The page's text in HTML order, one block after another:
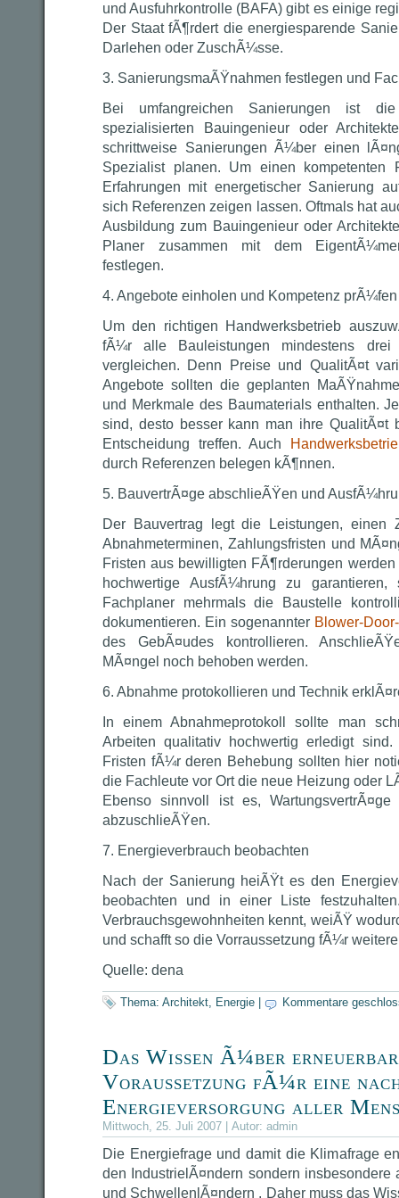
und Ausfuhrkontrolle (BAFA) gibt es einige
Der Staat fÃ¶rdert die energiesparende
Darlehen oder ZuschÃ¼sse.
3. SanierungsmaÃŸnahmen festlegen und
Bei umfangreichen Sanierungen ist
spezialisierten Bauingenieur oder
schrittweise Sanierungen Ã¼ber einen
Spezialist planen. Um einen kompetenten
Erfahrungen mit energetischer Sanierung
sich Referenzen zeigen lassen. Oftmals hat
Ausbildung zum Bauingenieur oder
Planer zusammen mit dem
festlegen.
4. Angebote einholen und Kompetenz prÃ¼fen
Um den richtigen Handwerksbetrieb
fÃ¼r alle Bauleistungen mindestens drei
vergleichen. Denn Preise und QualitÃ¤t
Angebote sollten die geplanten
und Merkmale des Baumaterials enthalten.
sind, desto besser kann man ihre QualitÃ¤t
Entscheidung treffen. Auch
durch Referenzen belegen kÃ¶nnen.
5. BauvertrÃ¤ge abschlieÃŸen und
Der Bauvertrag legt die Leistungen, einen
Abnahmeterminen, Zahlungsfristen und
Fristen aus bewilligten FÃ¶rderungen
hochwertige AusfÃ¼hrung zu
Fachplaner mehrmals die Baustelle
dokumentieren. Ein sogenannter Blower-
des GebÃ¤udes kontrollieren.
MÃ¤ngel noch behoben werden.
6. Abnahme protokollieren und Technik
In einem Abnahmeprotokoll sollte man
Arbeiten qualitativ hochwertig erledigt
Fristen fÃ¼r deren Behebung sollten hier
die Fachleute vor Ort die neue Heizung oder
Ebenso sinnvoll ist es,
abzuschlieÃŸen.
7. Energieverbrauch beobachten
Nach der Sanierung heiÃŸt es den
beobachten und in einer Liste
Verbrauchsgewohnheiten kennt, weiÃŸ
und schafft so die Vorraussetzung fÃ¼r
Quelle: dena
Thema: Architekt, Energie Kommentare
Das Wissen Ã¼ber
Voraussetzung fÃ¼r eine
Energieversorgung aller
Mittwoch, 25. Juli 2007 | Autor: admin
Die Energiefrage und damit die Klimafrage
den IndustrielÃ¤ndern sondern
und SchwellenlÃ¤ndern . Daher muss das